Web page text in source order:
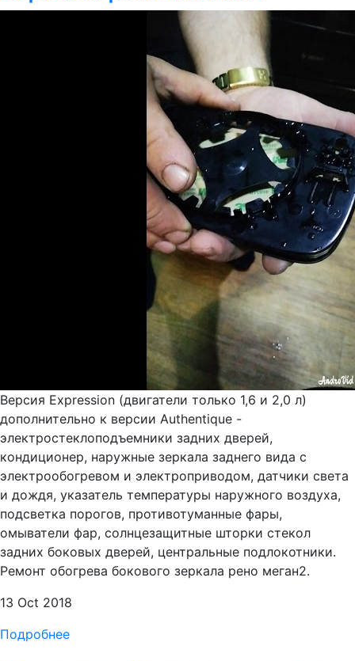
Версия Expression (двигатели только 1,6 и 2,0 л)
дополнительно к версии Authentique -
электростеклоподъемники задних дверей,
кондиционер, наружные зеркала заднего вида с
электрообогревом и электроприводом, датчики света
и дождя, указатель температуры наружного воздуха,
подсветка порогов, противотуманные фары,
омыватели фар, солнцезащитные шторки стекол
задних боковых дверей, центральные подлокотники.
Ремонт обогрева бокового зеркала рено меган2.
13 Oct 2018
Подробнее